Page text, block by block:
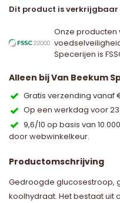
Dit product is
Onze
Specerijen is
Alleen bij Van Beekum
Gratis verzending vanaf
Op een werkdag voor
9,6/10 op basis van
door webwinkelkeur.
Productomschrijving
Gedroogde glucosestroop,
koolhydraat. Het bestaat